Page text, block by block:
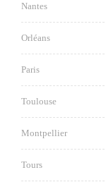
Nantes
Orléans
Paris
Toulouse
Montpellier
Tours